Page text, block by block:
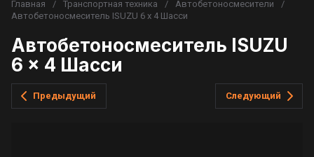
Главная / Транспортная техника / Автобетоносмесители
/
Автобетоносмеситель ISUZU 6 x 4 Шасси
Автобетоносмеситель ISUZU
6 x 4 Шасси
Предыдущий Следующий